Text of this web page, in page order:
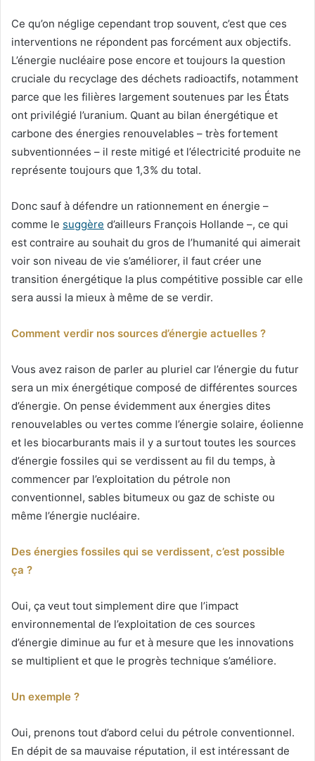
Ce qu’on néglige cependant trop souvent, c’est que ces
interventions ne répondent pas forcément aux objectifs.
L’énergie nucléaire pose encore et toujours la question
cruciale du recyclage des déchets radioactifs, notamment
parce que les filières largement soutenues par les États
ont privilégié l’uranium. Quant au bilan énergétique et
carbone des énergies renouvelables – très fortement
subventionnées – il reste mitigé et l’électricité produite ne
représente toujours que 1,3% du total.
Donc sauf à défendre un rationnement en énergie –
comme le suggère d’ailleurs François Hollande –, ce qui
est contraire au souhait du gros de l’humanité qui aimerait
voir son niveau de vie s’améliorer, il faut créer une
transition énergétique la plus compétitive possible car elle
sera aussi la mieux à même de se verdir.
Comment verdir nos sources d’énergie actuelles ?
Vous avez raison de parler au pluriel car l’énergie du futur
sera un mix énergétique composé de différentes sources
d’énergie. On pense évidemment aux énergies dites
renouvelables ou vertes comme l’énergie solaire, éolienne
et les biocarburants mais il y a surtout toutes les sources
d’énergie fossiles qui se verdissent au fil du temps, à
commencer par l’exploitation du pétrole non
conventionnel, sables bitumeux ou gaz de schiste ou
même l’énergie nucléaire.
Des énergies fossiles qui se verdissent, c’est possible
ça ?
Oui, ça veut tout simplement dire que l’impact
environnemental de l’exploitation de ces sources
d’énergie diminue au fur et à mesure que les innovations
se multiplient et que le progrès technique s’améliore.
Un exemple ?
Oui, prenons tout d’abord celui du pétrole conventionnel.
En dépit de sa mauvaise réputation, il est intéressant de